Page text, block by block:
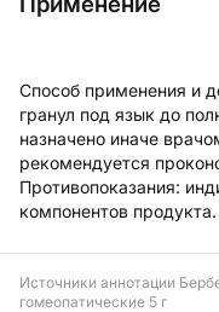
Способ применения и
гранул под язык до
назначено иначе
рекомендуется
Противопоказания:
компонентов продукта.
Источники аннотации
гомеопатические 5 г